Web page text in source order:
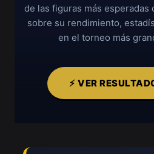
de las figuras más esperadas
sobre su rendimiento,
en el torneo más
⚡ VER